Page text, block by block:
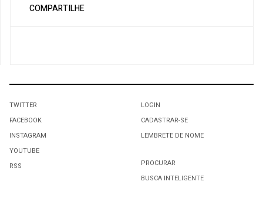
COMPARTILHE
TWITTER
FACEBOOK
INSTAGRAM
YOUTUBE
RSS
LOGIN
CADASTRAR-SE
LEMBRETE DE NOME
PROCURAR
BUSCA INTELIGENTE